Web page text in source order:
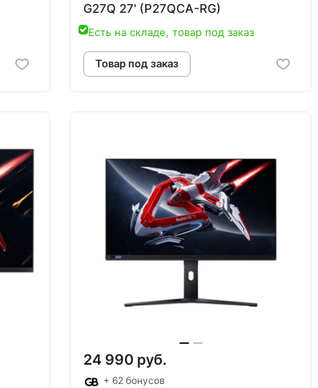
G27Q 27' (P27QCA-RG)
Есть на складе, товар под заказ
Товар под заказ
24 990 руб.
+ 62 бонусов